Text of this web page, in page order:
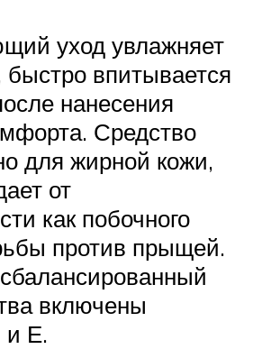
уход увлажняет
впитывается
нанесения
Средство
для жирной кожи,
от
как побочного
против прыщей.
включены
и Е.